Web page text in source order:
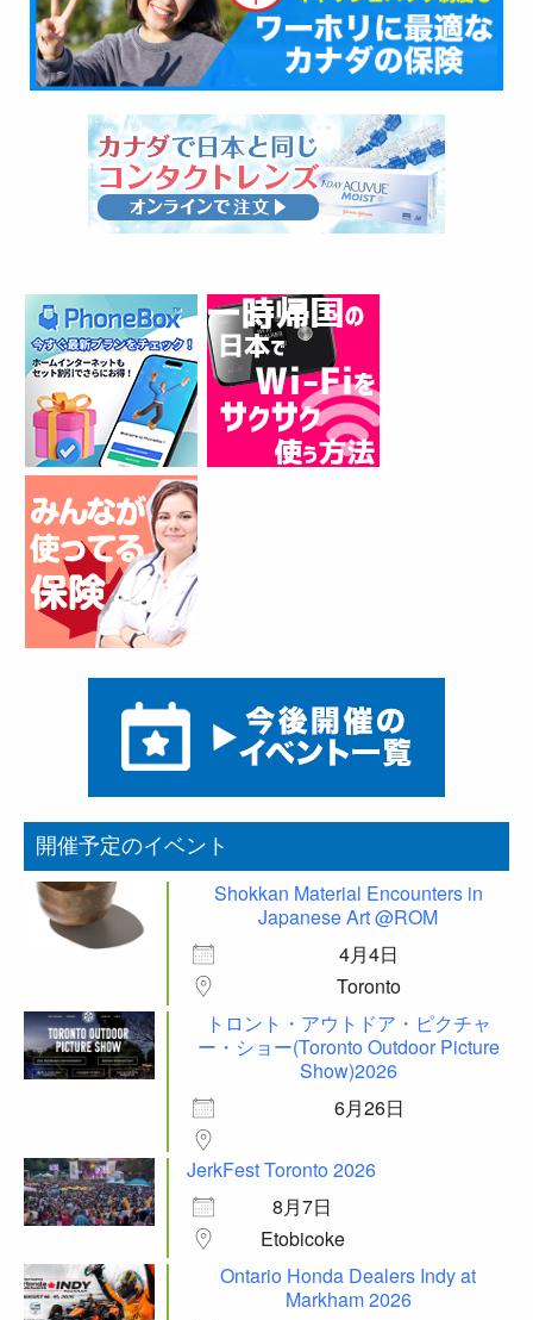
開催予定のイベント
Shokkan Material Encounters in
Japanese Art @ROM
4月4日
Toronto
トロント・アウトドア・ピクチャ
ー・ショー(Toronto Outdoor Picture
Show)2026
6月26日
JerkFest Toronto 2026
8月7日
Etobicoke
Ontario Honda Dealers Indy at
Markham 2026